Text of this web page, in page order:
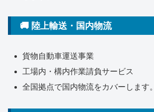
🚚 陸上輸送・国内物流
貨物自動車運送事業
工場内・構内作業請負サービス
全国拠点で国内物流をカバーします。